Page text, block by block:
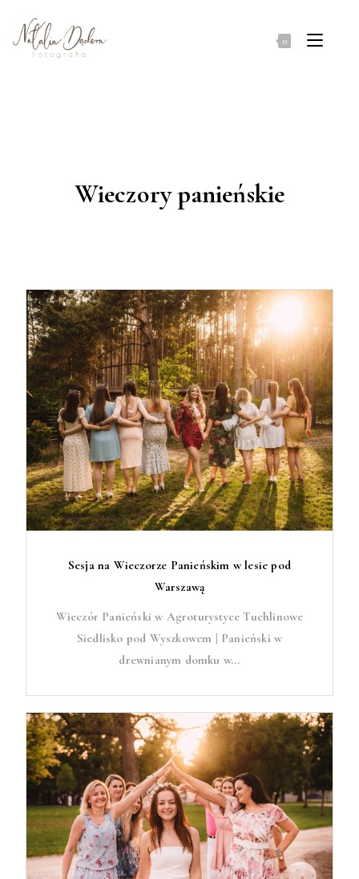
0
Wieczory panieńskie
Sesja na Wieczorze Panieńskim w lesie pod
Warszawą
Wieczór Panieński w Agroturystyce Tuchlinowe
Siedlisko pod Wyszkowem | Panieński w
drewnianym domku w...